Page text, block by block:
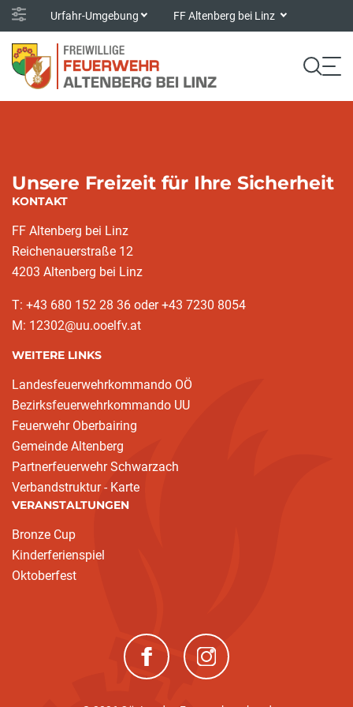
Urfahr-Umgebung FF Altenberg bei Linz
Unsere Freizeit für Ihre Sicherheit
KONTAKT
FF Altenberg bei Linz
Reichenauerstraße 12
4203 Altenberg bei Linz
T: +43 680 152 28 36 oder +43 7230 8054
M: 12302@uu.ooelfv.at
WEITERE LINKS
Landesfeuerwehrkommando OÖ
Bezirksfeuerwehrkommando UU
Feuerwehr Oberbairing
Gemeinde Altenberg
Partnerfeuerwehr Schwarzach
Verbandstruktur - Karte
VERANSTALTUNGEN
Bronze Cup
Kinderferienspiel
Oktoberfest
(neues Fenster)(neues Fenster)